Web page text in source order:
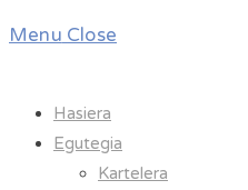
Menu Close
Hasiera
Egutegia
Kartelera